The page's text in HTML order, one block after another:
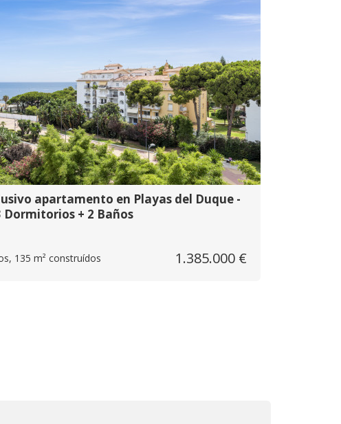
apartamento en Playas del Duque -
+ 2 Baños
135 m² construídos 1.385.000 €